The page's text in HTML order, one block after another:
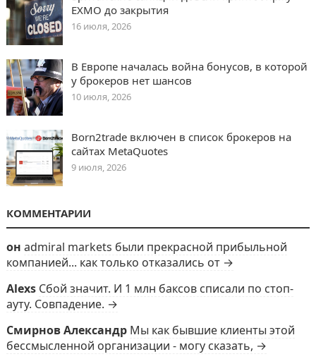
EXMO до закрытия
16 июля, 2026
В Европе началась война бонусов, в которой
у брокеров нет шансов
10 июля, 2026
Born2trade включен в список брокеров на
сайтах MetaQuotes
9 июля, 2026
КОММЕНТАРИИ
он admiral markets были прекрасной прибыльной
компанией... как только отказались от →
Alexs Сбой значит. И 1 млн баксов списали по стоп-
ауту. Совпадение. →
Смирнов Александр Мы как бывшие клиенты этой
бессмысленной организации - могу сказать, →